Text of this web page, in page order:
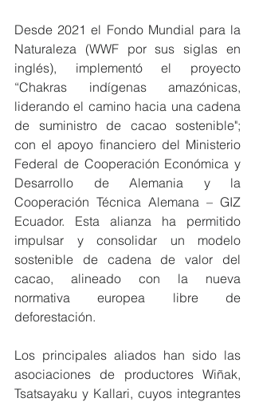
Desde 2021 el Fondo Mundial para la
Naturaleza (WWF por sus siglas en
inglés), implementó el proyecto
“Chakras indígenas amazónicas,
liderando el camino hacia una cadena
de suministro de cacao sostenible";
con el apoyo financiero del Ministerio
Federal de Cooperación Económica y
Desarrollo de Alemania y la
Cooperación Técnica Alemana – GIZ
Ecuador. Esta alianza ha permitido
impulsar y consolidar un modelo
sostenible de cadena de valor del
cacao, alineado con la nueva
normativa europea libre de
deforestación.
Los principales aliados han sido las
asociaciones de productores Wiñak,
Tsatsayaku y Kallari, cuyos integrantes